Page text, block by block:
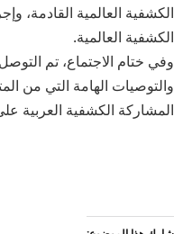
الكشفية العالمية القادمة،
الكشفية العالمية.
وفي ختام الاجتماع، تم
والتوصيات الهامة التي من
المشاركة الكشفية العربية